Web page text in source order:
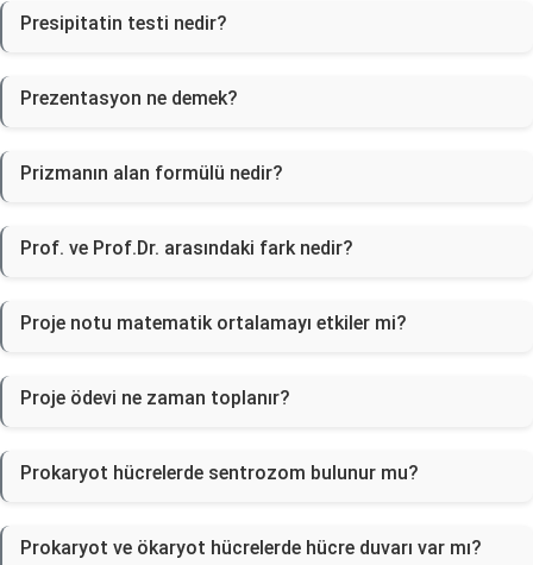
Presipitatin testi nedir?
Prezentasyon ne demek?
Prizmanın alan formülü nedir?
Prof. ve Prof.Dr. arasındaki fark nedir?
Proje notu matematik ortalamayı etkiler mi?
Proje ödevi ne zaman toplanır?
Prokaryot hücrelerde sentrozom bulunur mu?
Prokaryot ve ökaryot hücrelerde hücre duvarı var mı?